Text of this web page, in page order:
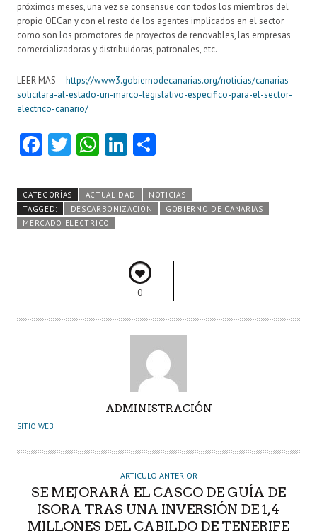
próximos meses, una vez se consensue con todos los miembros del
propio OECan y con el resto de los agentes implicados en el sector
como son los promotores de proyectos de renovables, las empresas
comercializadoras y distribuidoras, patronales, etc.
LEER MAS – https://www3.gobiernodecanarias.org/noticias/canarias-
solicitara-al-estado-un-marco-legislativo-especifico-para-el-sector-
electrico-canario/
Fa
b
o
o
T
itt
er
W
ts
A
p
Li
e
dI
m
pa
CATEGORÍAS ACTUALIDAD
NOTICIAS
TAGGED:
DESCARBONIZACIÓN
GOBIERNO DE CANARIAS
MERCADO ELÉCTRICO
0
U
O
ADMINISTRACIÓN
SITIO WEB
ARTÍCULO ANTERIOR
SE MEJORARÁ EL CASCO DE GUÍA DE
ISORA TRAS UNA INVERSIÓN DE 1,4
MILLONES DEL CABILDO DE TENERIFE